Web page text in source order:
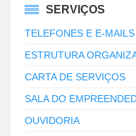
SERVIÇOS
TELEFONES E E-
ESTRUTURA
CARTA DE SERVIÇOS
SALA DO
OUVIDORIA